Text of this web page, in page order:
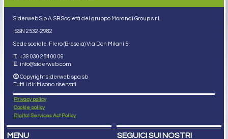
Siderweb S.p.A. SB Società del gruppo Morandi Group s.r.l.
ISSN 2532-2982
Sede sociale: Flero (Brescia) Via Don Milani 5
T. +39 030 254 00 06
E. info@siderweb.com
Copyright siderweb spa sb
Tutti i diritti sono riservati
Privacy policy
Cookie policy
Digital Services Act Policy
MENU SEGUICI SUI NOSTRI